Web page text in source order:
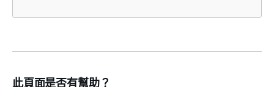
此頁面是否有幫助？